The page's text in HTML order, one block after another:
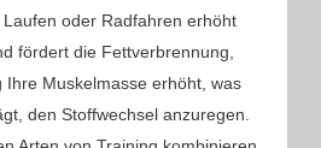
oder Radfahren erhöht
fördert die Fettverbrennung,
Ihre Muskelmasse erhöht, was
den Stoffwechsel anzuregen.